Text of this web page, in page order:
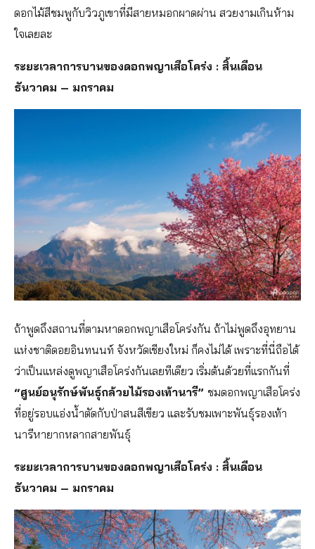
ดอกไม้สีชมพูกับวิวภูเขาที่มีสายหมอกผาดผ่าน สวยงามเกินห้าม
ใจเลยละ
ระยะเวลาการบานของดอกพญาเสือโคร่ง : สิ้นเดือน
ธันวาคม – มกราคม
ถ้าพูดถึงสถานที่ตามหาดอกพญาเสือโคร่งกัน ถ้าไม่พูดถึงอุทยาน
แห่งชาติดอยอินทนนท์ จังหวัดเชียงใหม่ ก็คงไม่ได้ เพราะที่นี่ถือได้
ว่าเป็นแหล่งดูพญาเสือโคร่งกันเลยทีเดียว เริ่มต้นด้วยที่แรกกันที่
“ศูนย์อนุรักษ์พันธุ์กล้วยไม้รองเท้านารี” ชมดอกพญาเสือโคร่ง
ที่อยู่รอบแอ่งน้ำตัดกับป่าสนสีเขียว และรับชมเพาะพันธุ์รองเท้า
นารีหายากหลากสายพันธุ์
ระยะเวลาการบานของดอกพญาเสือโคร่ง : สิ้นเดือน
ธันวาคม – มกราคม